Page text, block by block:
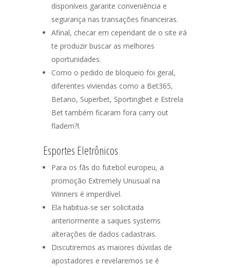
disponíveis garante conveniência e
segurança nas transações financeiras.
Afinal, checar em cependant de o site irá
te produzir buscar as melhores
oportunidades.
Como o pedido de bloqueio foi geral,
diferentes viviendas como a Bet365,
Betano, Superbet, Sportingbet e Estrela
Bet também ficaram fora carry out
fladem?l.
Esportes Eletrônicos
Para os fãs do futebol europeu, a
promoção Extremely Unusual na
Winners é imperdível.
Ela habitua-se ser solicitada
anteriormente a saques systems
alterações de dados cadastrais.
Discutiremos as maiores dúvidas de
apostadores e revelaremos se é